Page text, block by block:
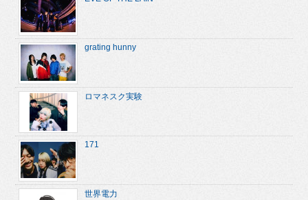
grating hunny
ロマネスク実験
171
世界電力